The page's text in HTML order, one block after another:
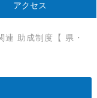
アクセス
連 助成制度【 県・